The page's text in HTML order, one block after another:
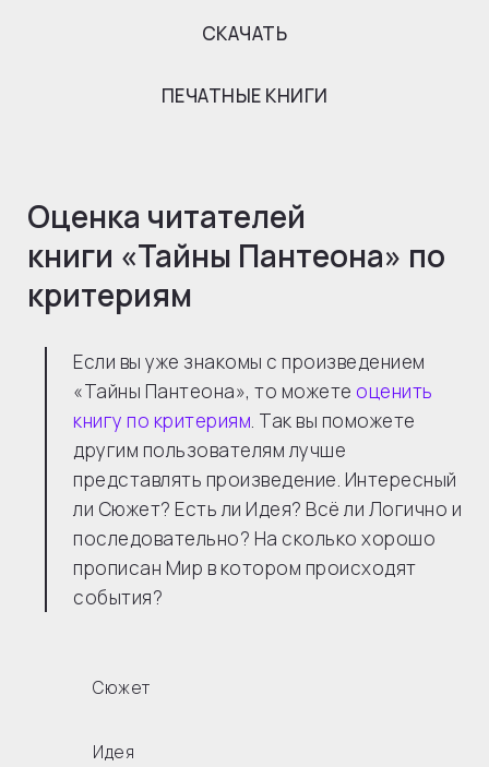
СКАЧАТЬ
ПЕЧАТНЫЕ КНИГИ
Оценка читателей
книги «Тайны Пантеона» по
критериям
Сюжет
Идея
Если вы уже знакомы с произведением
«Тайны Пантеона», то можете оценить
книгу по критериям. Так вы поможете
другим пользователям лучше
представлять произведение. Интересный
ли Сюжет? Есть ли Идея? Всё ли Логично и
последовательно? На сколько хорошо
прописан Мир в котором происходят
события?